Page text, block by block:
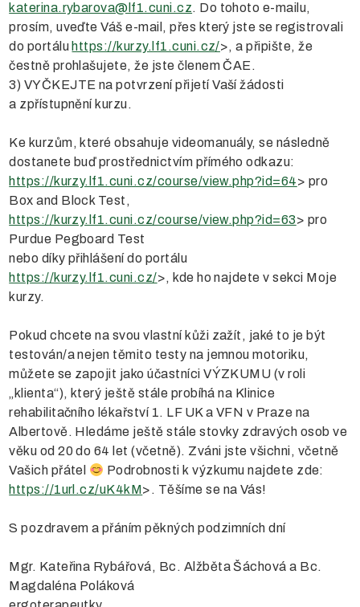
katerina.rybarova@lf1.cuni.cz. Do tohoto e-mailu,
prosím, uveďte Váš e-mail, přes který jste se registrovali
do portálu https://kurzy.lf1.cuni.cz/>, a připište, že
čestně prohlašujete, že jste členem ČAE.
3) VYČKEJTE na potvrzení přijetí Vaší žádosti
a zpřístupnění kurzu.
Ke kurzům, které obsahuje videomanuály, se následně
dostanete buď prostřednictvím přímého odkazu:
https://kurzy.lf1.cuni.cz/course/view.php?id=64> pro
Box and Block Test,
https://kurzy.lf1.cuni.cz/course/view.php?id=63> pro
Purdue Pegboard Test
nebo díky přihlášení do portálu
https://kurzy.lf1.cuni.cz/>, kde ho najdete v sekci Moje
kurzy.
Pokud chcete na svou vlastní kůži zažít, jaké to je být
testován/a nejen těmito testy na jemnou motoriku,
můžete se zapojit jako účastníci VÝZKUMU (v roli
„klienta“), který ještě stále probíhá na Klinice
rehabilitačního lékařství 1. LF UK a VFN v Praze na
Albertově. Hledáme ještě stále stovky zdravých osob ve
věku od 20 do 64 let (včetně). Zváni jste všichni, včetně
Vašich přátel
Podrobnosti k výzkumu najdete zde:
https://1url.cz/uK4kM>. Těšíme se na Vás!
S pozdravem a přáním pěkných podzimních dní
Mgr. Kateřina Rybářová, Bc. Alžběta Šáchová a Bc.
Magdaléna Poláková